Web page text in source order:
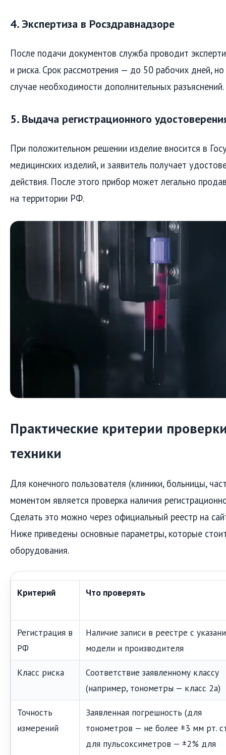
4. Экспертиза в Росздравнадзоре
После подачи документов служба проводит
и риска. Срок рассмотрения — до 50 рабочих дней,
случае необходимости дополнительных разъяснений.
5. Выдача регистрационного
При положительном решении изделие вносится в
медицинских изделий, и заявитель получает
действия. После этого прибор может легально
на территории РФ.
Практические критерии
техники
Для конечного пользователя (клиники, больницы,
моментом является проверка наличия
Сделать это можно через официальный реестр на
Ниже приведены основные параметры, которые
оборудования.
Критерий Что проверять
Регистрация в
РФ
Наличие записи в реестре с
модели и производителя
Класс риска
Соответствие заявленному классу
(например, тонометры — класс 2а)
Точность
измерений
Заявленная погрешность (для
тонометров — не более ±3 мм рт.
для пульсоксиметров — ±2% для